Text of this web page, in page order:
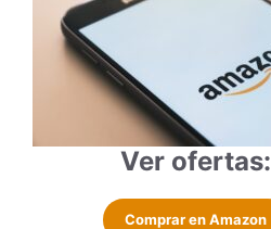
Ver ofertas:
Comprar en Amazon